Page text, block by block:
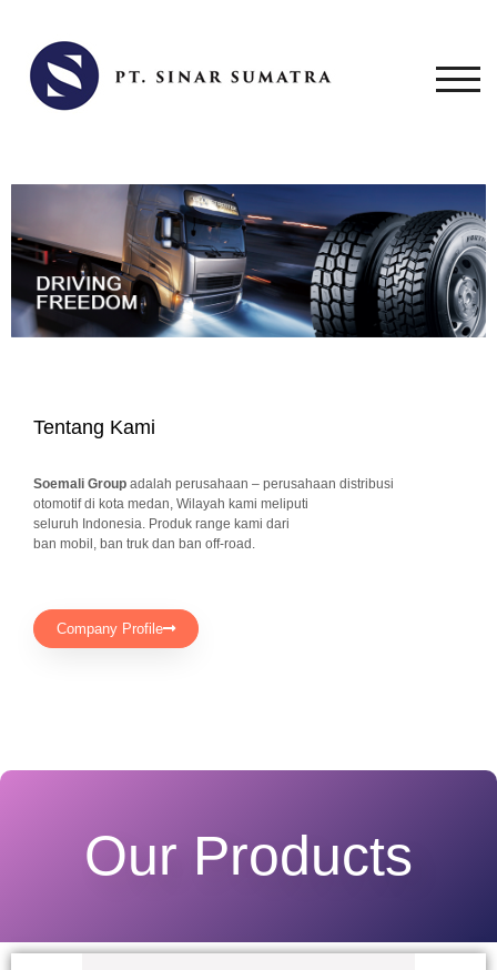
Tentang Kami
Soemali Group adalah perusahaan – perusahaan distribusi
otomotif di kota medan, Wilayah kami meliputi
seluruh Indonesia. Produk range kami dari
ban mobil, ban truk dan ban off-road.
Company Profile
Our Products